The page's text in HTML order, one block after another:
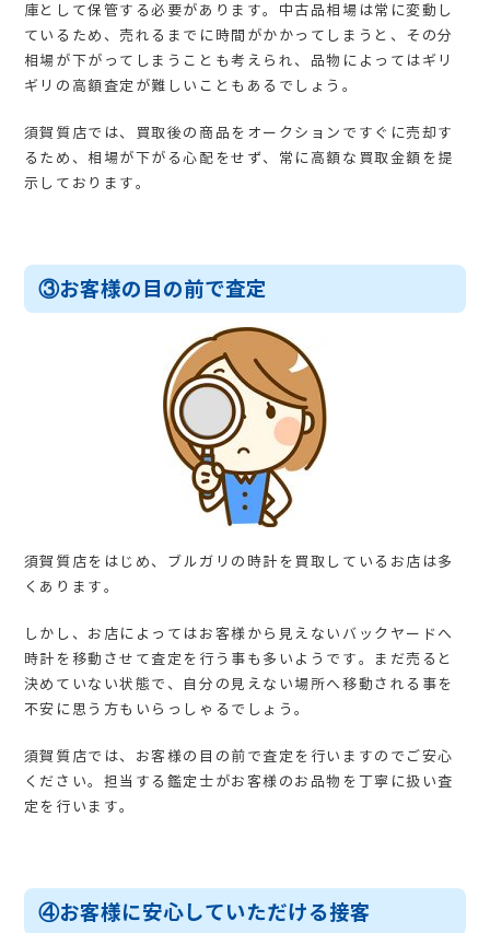
庫として保管する必要があります。中古品相場は常に変動し
ているため、売れるまでに時間がかかってしまうと、その分
相場が下がってしまうことも考えられ、品物によってはギリ
ギリの高額査定が難しいこともあるでしょう。
須賀質店では、買取後の商品をオークションですぐに売却す
るため、相場が下がる心配をせず、常に高額な買取金額を提
示しております。
③お客様の目の前で査定
須賀質店をはじめ、ブルガリの時計を買取しているお店は多
くあります。
しかし、お店によってはお客様から見えないバックヤードへ
時計を移動させて査定を行う事も多いようです。まだ売ると
決めていない状態で、自分の見えない場所へ移動される事を
不安に思う方もいらっしゃるでしょう。
須賀質店では、お客様の目の前で査定を行いますのでご安心
ください。担当する鑑定士がお客様のお品物を丁寧に扱い査
定を行います。
④お客様に安心していただける接客